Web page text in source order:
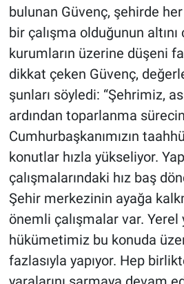
bulunan Güvenç, şehirde
bir çalışma olduğunun
kurumların üzerine düşeni
dikkat çeken Güvenç,
şunları söyledi: “Şehrimiz,
ardından toparlanma
Cumhurbaşkanımızın
konutlar hızla yükseliyor.
çalışmalarındaki hız baş
Şehir merkezinin ayağa
önemli çalışmalar var.
hükümetimiz bu konuda
fazlasıyla yapıyor. Hep